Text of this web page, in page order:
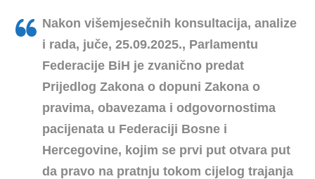
Nakon višemjesečnih konsultacija, analize
i rada, juče, 25.09.2025., Parlamentu
Federacije BiH je zvanično predat
Prijedlog Zakona o dopuni Zakona o
pravima, obavezama i odgovornostima
pacijenata u Federaciji Bosne i
Hercegovine, kojim se prvi put otvara put
da pravo na pratnju tokom cijelog trajanja